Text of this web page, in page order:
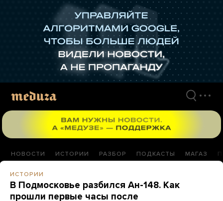
НОВОСТИ ИСТОРИИ РАЗБОР ПОДКАСТЫ МАГАЗ
ИСТОРИИ
В Подмосковье разбился Ан-148. Как
прошли первые часы после